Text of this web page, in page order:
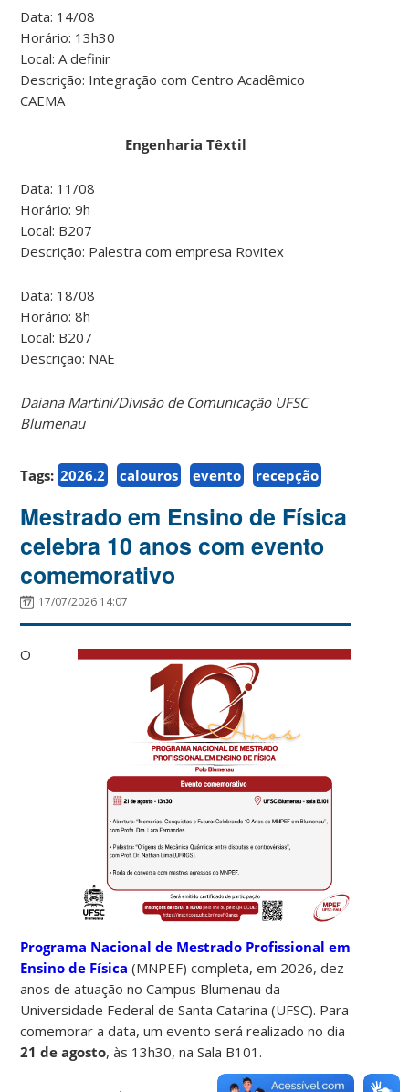
Data: 14/08
Horário: 13h30
Local: A definir
Descrição: Integração com Centro Acadêmico
CAEMA
Engenharia Têxtil
Data: 11/08
Horário: 9h
Local: B207
Descrição: Palestra com empresa Rovitex
Data: 18/08
Horário: 8h
Local: B207
Descrição: NAE
Daiana Martini/Divisão de Comunicação UFSC
Blumenau
Tags: 2026.2 calouros evento recepção
Mestrado em Ensino de Física
celebra 10 anos com evento
comemorativo
17/07/2026 14:07
O
Programa Nacional de Mestrado Profissional em
Ensino de Física (MNPEF) completa, em 2026, dez
anos de atuação no Campus Blumenau da
Universidade Federal de Santa Catarina (UFSC). Para
comemorar a data, um evento será realizado no dia
21 de agosto, às 13h30, na Sala B101.